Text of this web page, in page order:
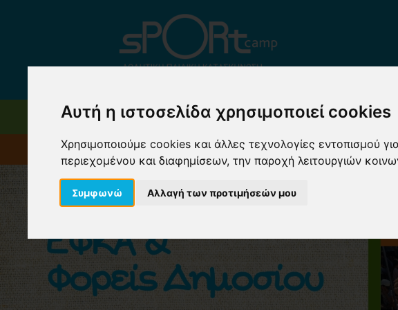
Αυτή η ιστοσελίδα χρησιμοποιεί cookies
Χρησιμοποιούμε cookies και άλλες τεχνολογίες εντοπισμού
περιεχομένου και διαφημίσεων, την παροχή λειτουργιών
Συμφωνώ Αλλαγή των προτιμήσεών μου
SPORTCAMP ΚΑΤΑΣΚΗΝΩΣΗ
Δ.ΥΠ.Α (ΠΡΩΗΝ ΟΑΕΔ) ΕΦΚΑ